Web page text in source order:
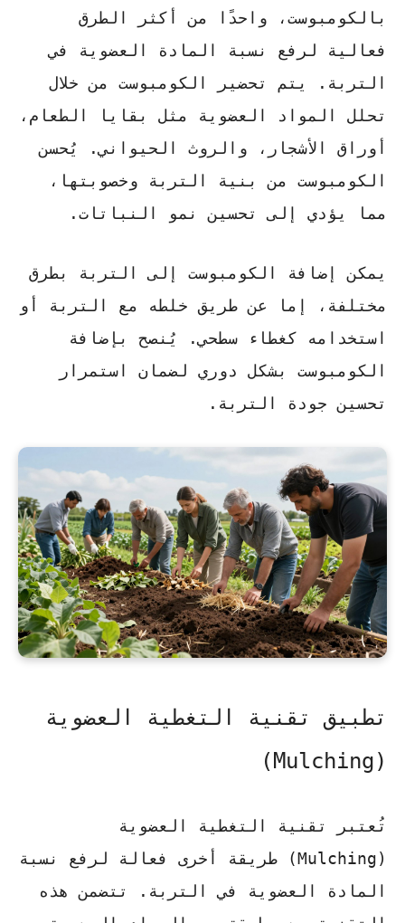
بالكومبوست، واحدًا من أكثر الطرق
فعالية لرفع نسبة المادة العضوية في
التربة. يتم تحضير الكومبوست من خلال
تحلل المواد العضوية مثل بقايا الطعام،
أوراق الأشجار، والروث الحيواني.
يُحسن
الكومبوست من بنية التربة وخصوبتها ،
مما يؤدي إلى تحسين نمو النباتات.
يمكن إضافة الكومبوست إلى التربة بطرق
مختلفة، إما عن طريق خلطه مع التربة أو
استخدامه كغطاء سطحي.
يُنصح بإضافة
الكومبوست بشكل دوري لضمان استمرار
تحسين جودة التربة.
تطبيق تقنية التغطية العضوية
(Mulching)
تُعتبر تقنية التغطية العضوية
(Mulching) طريقة أخرى فعالة لرفع نسبة
المادة العضوية في التربة. تتضمن هذه